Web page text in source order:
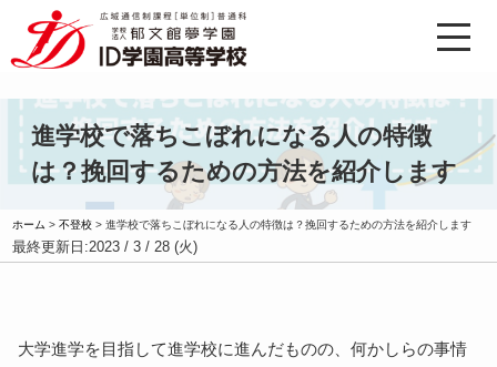
進学校で落ちこぼれになる人の特徴
は？挽回するための方法を紹介します
ホーム >不登校 >進学校で落ちこぼれになる人の特徴は？挽回するための方法を紹介します
最終更新日:2023 / 3 / 28 (火)
大学進学を目指して進学校に進んだものの、何かしらの事情